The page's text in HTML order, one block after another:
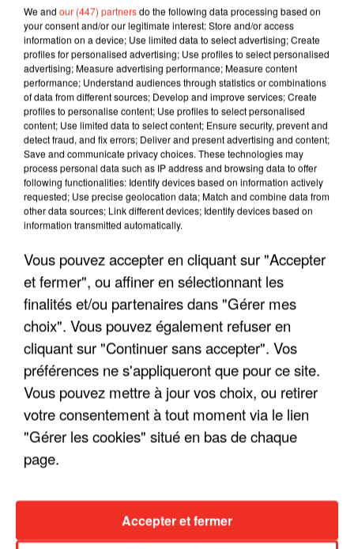
LES INTERVIEWS CHANTE
"JE SUIS À DISPOSITION DES
ENFOIRÉS"
"ON A TOUS LE TRAC"
"ON N'EST PAS DES PARENTS
PARFAITS"
We and our (447) partnersdo the following data processing based on
your consent and/or our legitimate interest: Store and/or access
information on a device; Use limited data to select advertising; Create
profiles for personalised advertising; Use profiles to select personalised
advertising; Measure advertising performance; Measure content
performance; Understand audiences through statistics or combinations
of data from different sources; Develop and improve services; Create
profiles to personalise content; Use profiles to select personalised
content; Use limited data to select content; Ensure security, prevent and
detect fraud, and fix errors; Deliver and present advertising and content;
Save and communicate privacy choices. These technologies may
process personal data such as IP address and browsing data to offer
following functionalities: Identify devices based on information actively
requested; Use precise geolocation data; Match and combine data from
other data sources; Link different devices; Identify devices based on
information transmitted automatically.
Vous pouvez accepter en cliquant sur "Accepter
et fermer", ou affiner en sélectionnant les
finalités et/ou partenaires dans "Gérer mes
choix". Vous pouvez également refuser en
cliquant sur "Continuer sans accepter". Vos
préférences ne s'appliqueront que pour ce site.
Vous pouvez mettre à jour vos choix, ou retirer
votre consentement à tout moment via le lien
"Gérer les cookies" situé en bas de chaque
page.
Accepter et fermer